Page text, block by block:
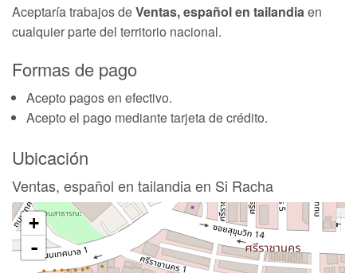
Aceptaría trabajos deVentas, español en tailandiaen
cualquier parte del territorio nacional.
Formas de pago
Acepto pagos en efectivo.
Acepto el pago mediante tarjeta de crédito.
Ubicación
Ventas, español en tailandia en Si Racha
+
-